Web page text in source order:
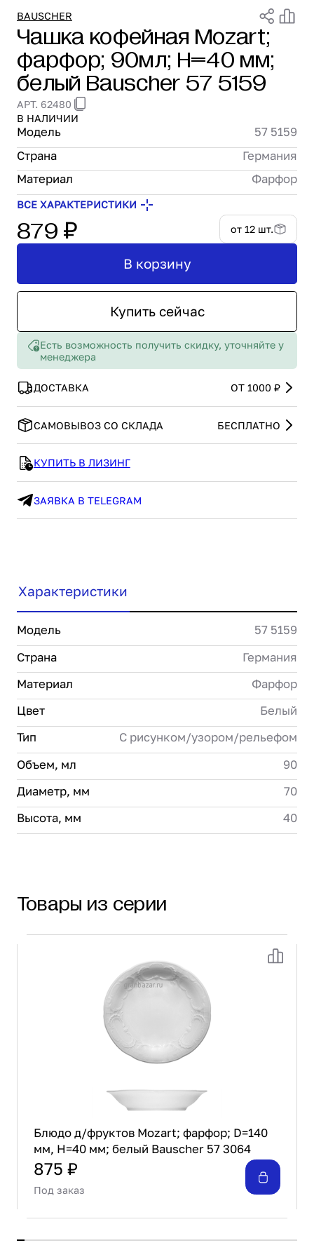
Проектирование
Сервис и монтаж
ПОКУПАТЕЛЯМ
Доставка и оплата
Гарантия и возврат
Лизинг
Акции
О GRANBAZAR
О нас
Бренды
Контакты
BAUSCHER
Чашка кофейная Mozart;
фарфор; 90мл; H=40 мм;
белый Bauscher 57 5159
АРТ. 62480
В НАЛИЧИИ
Модель
57 5159
Страна
Германия
Материал
Фарфор
ВСЕ ХАРАКТЕРИСТИКИ
879 ₽ от 12 шт.
Купить сейчас
В корзину
Есть возможность получить скидку, уточняйте у
менеджера
ДОСТАВКА ОТ 1000 ₽
САМОВЫВОЗ СО СКЛАДА БЕСПЛАТНО
КУПИТЬ В ЛИЗИНГ
ЗАЯВКА В TELEGRAM
Характеристики
Модель
57 5159
Страна
Германия
Материал
Фарфор
Цвет
Белый
Тип
С рисунком/узором/рельефом
Объем, мл
90
Диаметр, мм
70
Высота, мм
40
Товары из серии
Блюдо д/фруктов Mozart; фарфор; D=140
мм, H=40 мм; белый Bauscher 57 3064
875 ₽
Под заказ